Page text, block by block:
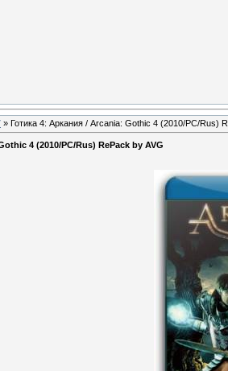
» Готика 4: Аркания / Arcania: Gothic 4 (2010/PC/Rus)
4 (2010/PC/Rus) RePack by AVG